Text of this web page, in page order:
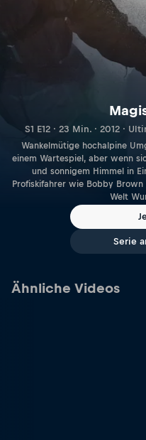
S1 E12 · 23 Min. · 2012 ·
Wankelmütige hochalpine
einem Wartespiel, aber wenn
und sonnigem Himmel in
Profiskifahrer wie Bobby
Welt
Serie
Ähnliche Videos